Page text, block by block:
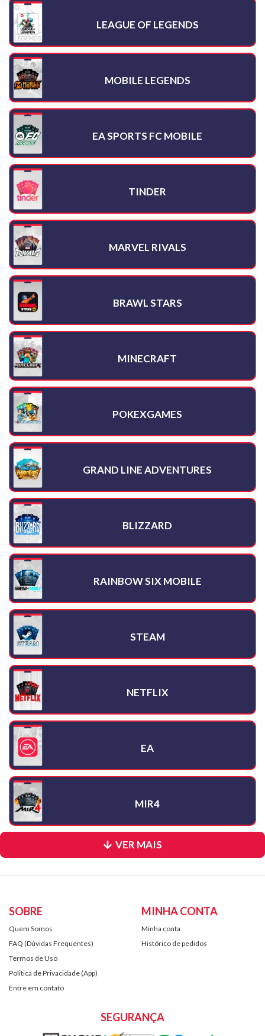
LEAGUE OF LEGENDS
MOBILE LEGENDS
EA SPORTS FC MOBILE
TINDER
MARVEL RIVALS
BRAWL STARS
MINECRAFT
POKEXGAMES
GRAND LINE ADVENTURES
BLIZZARD
RAINBOW SIX MOBILE
STEAM
NETFLIX
EA
MIR4
VER MAIS
SOBRE
Quem Somos
FAQ (Dúvidas Frequentes)
Termos de Uso
Politica de Privacidade (App)
Entre em contato
MINHA CONTA
Minha conta
Histórico de pedidos
SEGURANÇA